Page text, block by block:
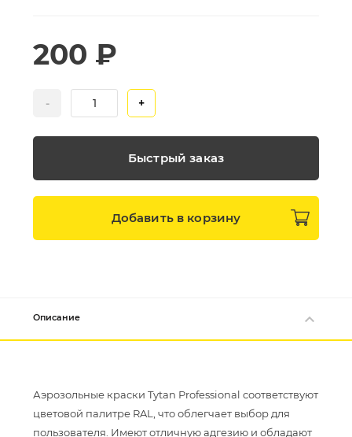
- +
200 ₽
Быстрый заказ
Добавить в корзину
Описание
Аэрозольные краски Tytan Professional соответствуют
цветовой палитре RAL, что облегчает выбор для
пользователя. Имеют отличную адгезию и обладают